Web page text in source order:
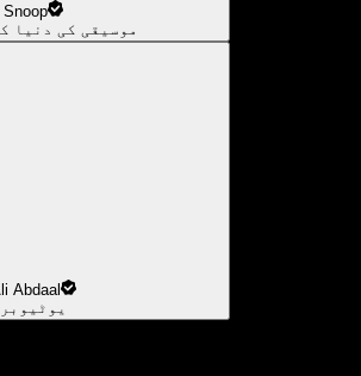
Snoop
موسیقی کی دنیا
Abdaal
یوٹیوبر